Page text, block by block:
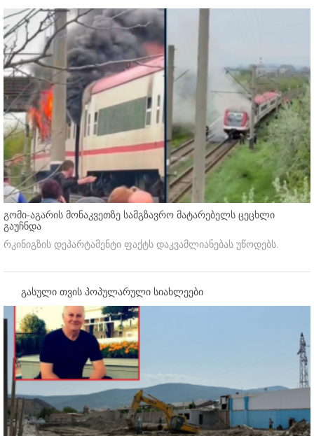
გომი-აგარის მონაკვეთზე სამგზავრო მატარებელს ცეცხლი
გაუჩნდა
რკინიგზის დეპარტამენტი ფაქტს დაკვამლიანებას უწოდებს.
გასული თვის პოპულარული სიახლეები